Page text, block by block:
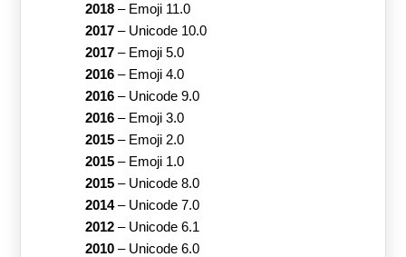
2018– Emoji 11.0
2017– Unicode 10.0
2017– Emoji 5.0
2016– Emoji 4.0
2016– Unicode 9.0
2016– Emoji 3.0
2015– Emoji 2.0
2015– Emoji 1.0
2015– Unicode 8.0
2014– Unicode 7.0
2012– Unicode 6.1
2010– Unicode 6.0